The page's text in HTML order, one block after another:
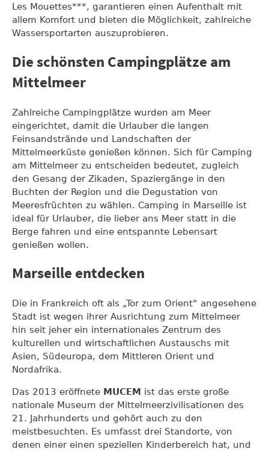
Les Mouettes***, garantieren einen Aufenthalt mit
allem Komfort und bieten die Möglichkeit, zahlreiche
Wassersportarten auszuprobieren.
Die schönsten Campingplätze am
Mittelmeer
Zahlreiche Campingplätze wurden am Meer
eingerichtet, damit die Urlauber die langen
Feinsandstrände und Landschaften der
Mittelmeerküste genießen können. Sich für Camping
am Mittelmeer zu entscheiden bedeutet, zugleich
den Gesang der Zikaden, Spaziergänge in den
Buchten der Region und die Degustation von
Meeresfrüchten zu wählen. Camping in Marseille ist
ideal für Urlauber, die lieber ans Meer statt in die
Berge fahren und eine entspannte Lebensart
genießen wollen.
Marseille entdecken
Die in Frankreich oft als „Tor zum Orient“ angesehene
Stadt ist wegen ihrer Ausrichtung zum Mittelmeer
hin seit jeher ein internationales Zentrum des
kulturellen und wirtschaftlichen Austauschs mit
Asien, Südeuropa, dem Mittleren Orient und
Nordafrika.
Das 2013 eröffnete MUCEM ist das erste große
nationale Museum der Mittelmeerzivilisationen des
21. Jahrhunderts und gehört auch zu den
meistbesuchten. Es umfasst drei Standorte, von
denen einer einen speziellen Kinderbereich hat, und